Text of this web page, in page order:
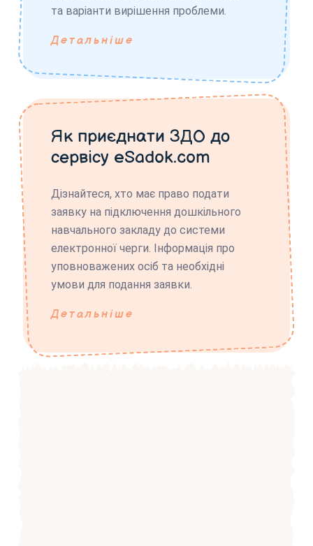
та варіанти вирішення проблеми.
Детальніше
Як приєднати ЗДО до
сервісу eSadok.com
Дізнайтеся, хто має право подати
заявку на підключення дошкільного
навчального закладу до системи
електронної черги. Інформація про
уповноважених осіб та необхідні
умови для подання заявки.
Детальніше